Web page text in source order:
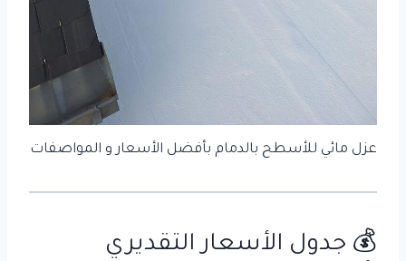
عزل مائي للأسطح بالدمام بأفضل الأسعار و المواصفات
💰 جدول الأسعار التقديري